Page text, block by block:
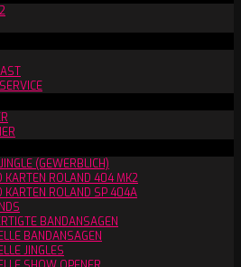
(GEWERBLICH)
KARTEN ROLAND 404 MK2
KARTEN ROLAND SP 404A
BANDANSAGEN
BANDANSAGEN
JINGLES